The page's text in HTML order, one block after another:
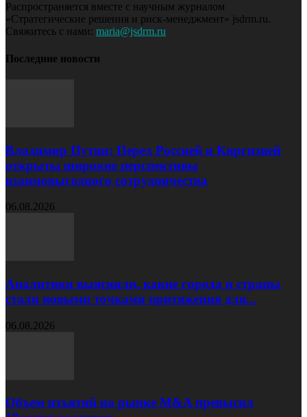
Распространяется вместе с научным журналом
«Стратегические решения и риск-менеджмент» jsdrm.ru.
Свяжитесь с нами: maria@jsdrm.ru
Последние новости
Владимир Путин: Перед Россией и Киргизией
открыты широкие перспективы
взаимовыгодного сотрудничества
06.08.2026
Аналитики выяснили, какие города и страны
стали новыми точками притяжения для...
06.08.2026
Объем изъятий на рынке M&A превысил